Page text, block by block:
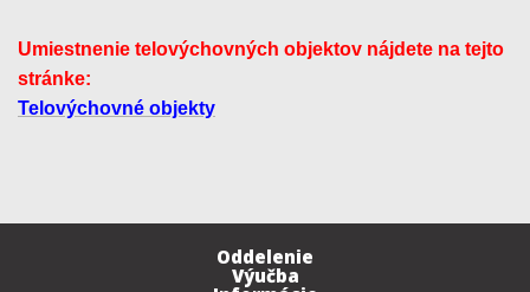
Umiestnenie telovýchovných objektov nájdete na tejto
stránke:
Telovýchovné objekty
Oddelenie
Výučba